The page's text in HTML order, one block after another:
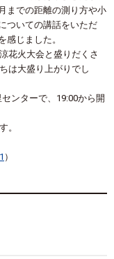
までの距離の測り方や小
ついての講話をいただ
感じました。
花火大会と盛りだくさ
は大盛り上がりでし
ンターで、19:00から開
。
）